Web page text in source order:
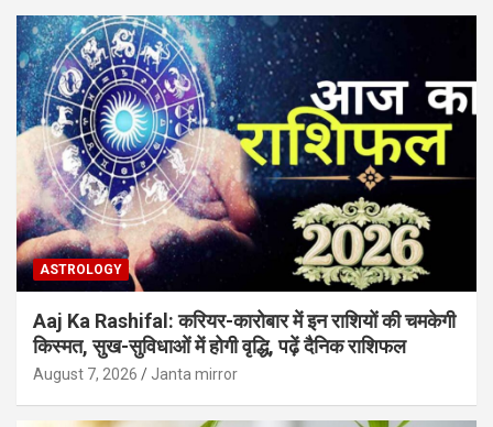
ASTROLOGY
Aaj Ka Rashifal: करियर-कारोबार में इन राशियों की चमकेगी
किस्मत, सुख-सुविधाओं में होगी वृद्धि, पढ़ें दैनिक राशिफल
August 7, 2026 Janta mirror